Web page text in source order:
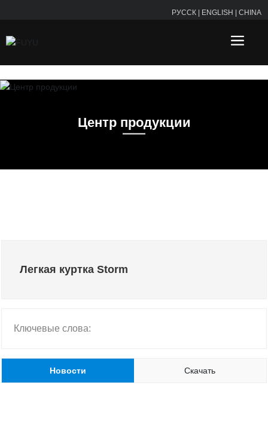
РУССК| ENGLISH CHINA
Центр продукции
Легкая куртка Storm
Ключевые слова:
Новости Скачать